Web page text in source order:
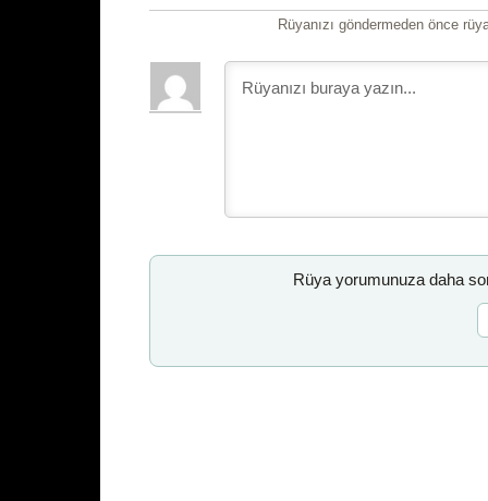
Rüyanızı göndermeden önce
Rüya yorumunuza daha